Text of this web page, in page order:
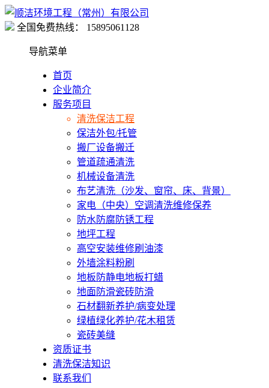
全国免费热线： 15895061128
导航菜单
首页
企业简介
服务项目
清洗保洁工程
保洁外包/托管
搬厂设备搬迁
管道疏通清洗
机械设备清洗
布艺清洗（沙发、窗帘、床、背景）
家电（中央）空调清洗维修保养
防水防腐防锈工程
地坪工程
高空安装维修刷油漆
外墙涂料粉刷
地板防静电地板打蜡
地面防滑瓷砖防滑
石材翻新养护/病变处理
绿植绿化养护/花木租赁
瓷砖美缝
资质证书
清洗保洁知识
联系我们